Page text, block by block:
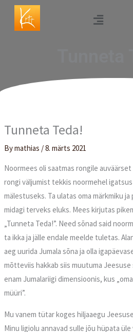
content
Menu
Tunneta
Tunneta Teda!
Bymathias /8. märts 2021
Noormees oli saatmas rongile
rongi väljumist tekkis noormehel
mälestuseks. Ta ulatas oma märkmiku
midagi terveks eluks. Mees kirjutas
„Tunneta Teda!”. Need sõnad said
ta ikka ja jälle endale meelde tuletas.
aeg uurida Jumala sõna ja olla
mõtteviis hakkab siis muutuma Jeesuse
enam Jumalariigi dimensioonis, kus
müüri”.
Mu vanem tütar koges hiljaaegu
Minu ligiolu annavad sulle jõu hüpata